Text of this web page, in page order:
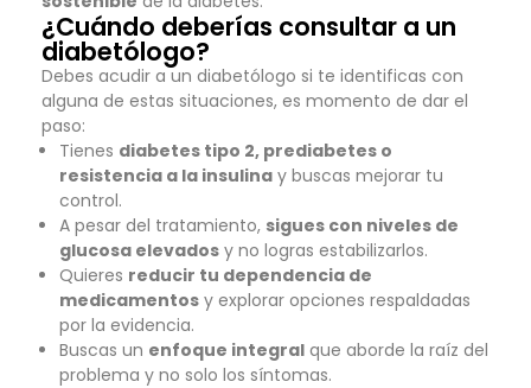
¿Cuándo deberías consultar a un
diabetólogo?
Debes acudir a un diabetólogo si te identificas con
alguna de estas situaciones, es momento de dar el
paso:
Tienes diabetes tipo 2, prediabetes o
resistencia a la insulina y buscas mejorar tu
control.
A pesar del tratamiento, sigues con niveles de
glucosa elevados y no logras estabilizarlos.
Quieres reducir tu dependencia de
medicamentos y explorar opciones respaldadas
por la evidencia.
Buscas un enfoque integral que aborde la raíz del
problema y no solo los síntomas.